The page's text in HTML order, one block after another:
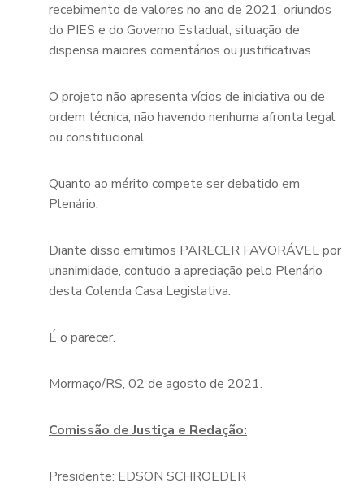
recebimento de valores no ano de 2021, oriundos
do PIES e do Governo Estadual, situação de
dispensa maiores comentários ou justificativas.
O projeto não apresenta vícios de iniciativa ou de
ordem técnica, não havendo nenhuma afronta legal
ou constitucional.
Quanto ao mérito compete ser debatido em
Plenário.
Diante disso emitimos PARECER FAVORÁVEL por
unanimidade, contudo a apreciação pelo Plenário
desta Colenda Casa Legislativa.
É o parecer.
Mormaço/RS, 02 de agosto de 2021.
Comissão de Justiça e Redação:
Presidente: EDSON SCHROEDER